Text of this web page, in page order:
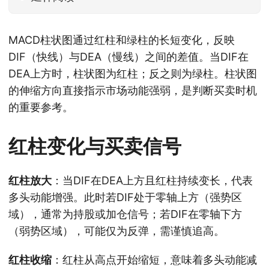
MACD柱状图通过红柱和绿柱的长短变化，反映
DIF（快线）与DEA（慢线）之间的差值。当DIF在
DEA上方时，柱状图为红柱；反之则为绿柱。柱状图
的伸缩方向直接指示市场动能强弱，是判断买卖时机
的重要参考。
红柱变化与买卖信号
红柱放大 ：当DIF在DEA上方且红柱持续变长，代表
多头动能增强。此时若DIF处于零轴上方（强势区
域），通常为持股或加仓信号；若DIF在零轴下方
（弱势区域），可能仅为反弹，需谨慎追高。
红柱收缩 ：红柱从高点开始缩短，意味着多头动能减